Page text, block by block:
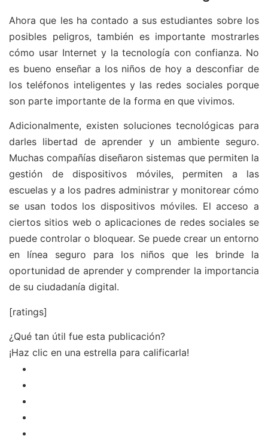
Ahora que les ha contado a sus estudiantes sobre los
posibles peligros, también es importante mostrarles
cómo usar Internet y la tecnología con confianza. No
es bueno enseñar a los niños de hoy a desconfiar de
los teléfonos inteligentes y las redes sociales porque
son parte importante de la forma en que vivimos.
Adicionalmente, existen soluciones tecnológicas para
darles libertad de aprender y un ambiente seguro.
Muchas compañías diseñaron sistemas que permiten la
gestión de dispositivos móviles, permiten a las
escuelas y a los padres administrar y monitorear cómo
se usan todos los dispositivos móviles. El acceso a
ciertos sitios web o aplicaciones de redes sociales se
puede controlar o bloquear. Se puede crear un entorno
en línea seguro para los niños que les brinde la
oportunidad de aprender y comprender la importancia
de su ciudadanía digital.
[ratings]
¿Qué tan útil fue esta publicación?
¡Haz clic en una estrella para calificarla!